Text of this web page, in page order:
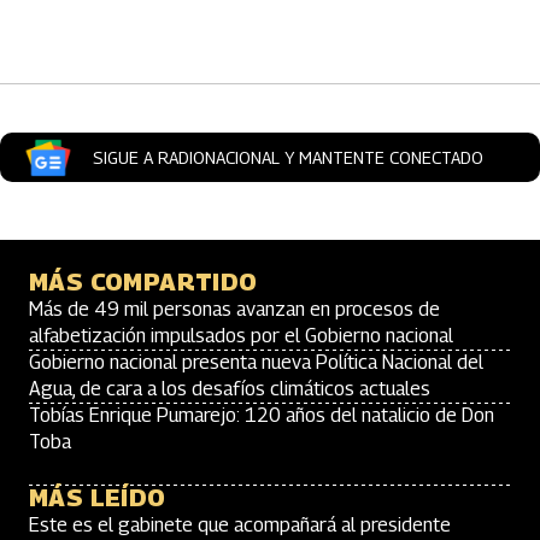
SIGUE A RADIONACIONAL Y MANTENTE CONECTADO
MÁS COMPARTIDO
Más de 49 mil personas avanzan en procesos de
alfabetización impulsados por el Gobierno nacional
Gobierno nacional presenta nueva Política Nacional del
Agua, de cara a los desafíos climáticos actuales
Tobías Enrique Pumarejo: 120 años del natalicio de Don
Toba
MÁS LEÍDO
Este es el gabinete que acompañará al presidente